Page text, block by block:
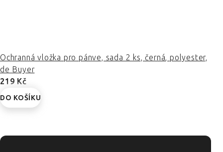
Ochranná vložka pro pánve, sada 2 ks, černá, polyester,
de Buyer
219 Kč
DO KOŠÍKU
ZÁPATÍ